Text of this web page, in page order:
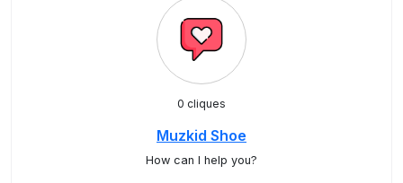
0 cliques
Muzkid Shoe
How can I help you?